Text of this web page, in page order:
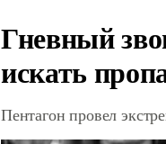
Гневный
искать
Пентагон провел